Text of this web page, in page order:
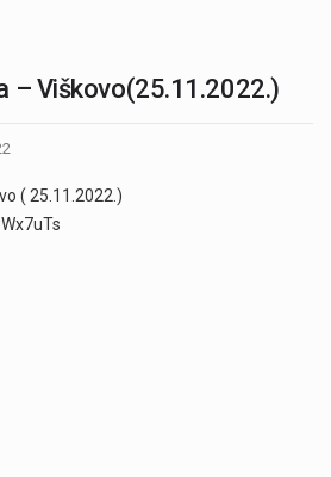
– Viškovo(25.11.2022.)
( 25.11.2022.)